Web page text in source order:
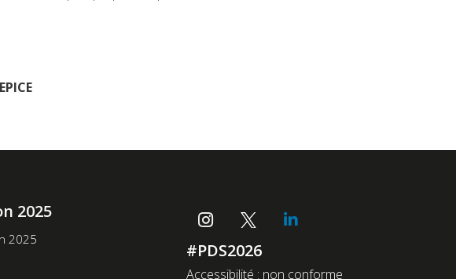
2025
2025
#PDS2026
Accessibilité : non conforme